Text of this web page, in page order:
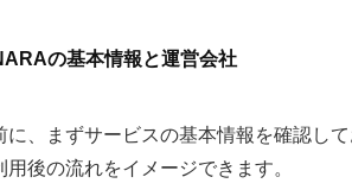
退会や個人情報の削除はできますか？
KIMINARAの評判で迷ったら最初に確認したい
第二新卒エージェントneo
の基本情報と運営会社
に、まずサービスの基本情報を確認し
用後の流れをイメージできます。